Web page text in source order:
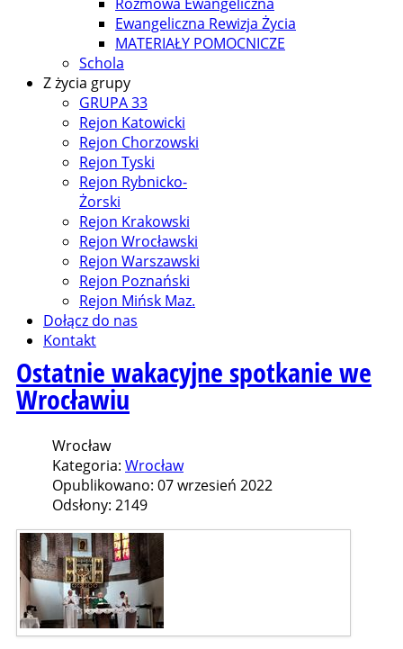
Ewangeliczna Rewizja Życia
MATERIAŁY POMOCNICZE
Schola
Z życia grupy
GRUPA 33
Rejon Katowicki
Rejon Chorzowski
Rejon Tyski
Rejon Rybnicko-
Żorski
Rejon Krakowski
Rejon Wrocławski
Rejon Warszawski
Rejon Poznański
Rejon Mińsk Maz.
Dołącz do nas
Kontakt
Ostatnie wakacyjne spotkanie we
Wrocławiu
Wrocław
Kategoria: Wrocław
Opublikowano: 07 wrzesień 2022
Odsłony: 2149